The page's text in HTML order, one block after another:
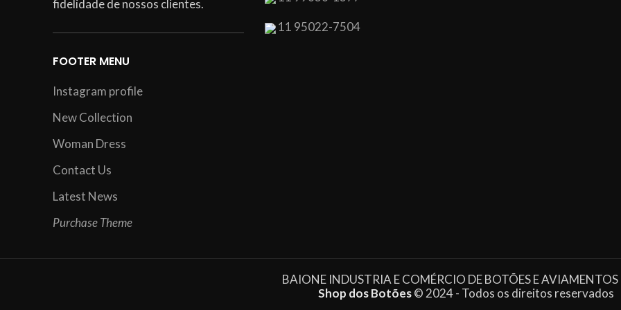
fidelidade de nossos clientes.
FOOTER MENU
Instagram profile
New Collection
Woman Dress
Contact Us
Latest News
Purchase Theme
11 95022-7504
BAIONE INDUSTRIA E COMÉRCIO DE BOTÕES E
Shop dos Botões© 2024 - Todos os direitos reservados